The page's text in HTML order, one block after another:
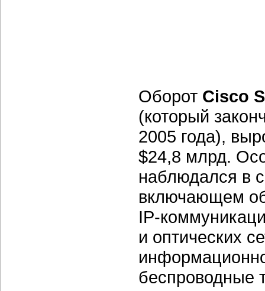
Оборот Cisco
(который
2005 года),
$24,8 млрд.
наблюдался в
включающем
IP-
и оптических
беспроводные